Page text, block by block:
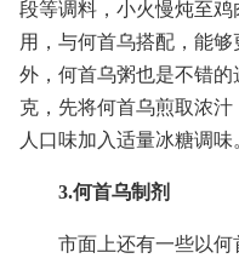
段等调料，小火慢炖至
用，与何首乌搭配，能
外，何首乌粥也是不错的
克，先将何首乌煎取浓
人口味加入适量冰糖调味
3.何首乌制剂
市面上还有一些以